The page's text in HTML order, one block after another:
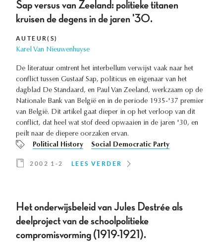
Sap versus van Zeeland: politieke titanen
kruisen de degens in de jaren '30.
AUTEUR(S)
Karel Van Nieuwenhuyse
De literatuur omtrent het interbellum verwijst vaak naar het
conflict tussen Gustaaf Sap, politicus en eigenaar van het
dagblad De Standaard, en Paul Van Zeeland, werkzaam op de
Nationale Bank van België en in de periode 1935-'37 premier
van België. Dit artikel gaat dieper in op het verloop van dit
conflict, dat heel wat stof deed opwaaien in de jaren '30, en
peilt naar de diepere oorzaken ervan.
Political History
Social Democratic Party
2002 1-2 LEES VERDER
Het onderwijsbeleid van Jules Destrée als
deelproject van de schoolpolitieke
compromisvorming (1919-1921).